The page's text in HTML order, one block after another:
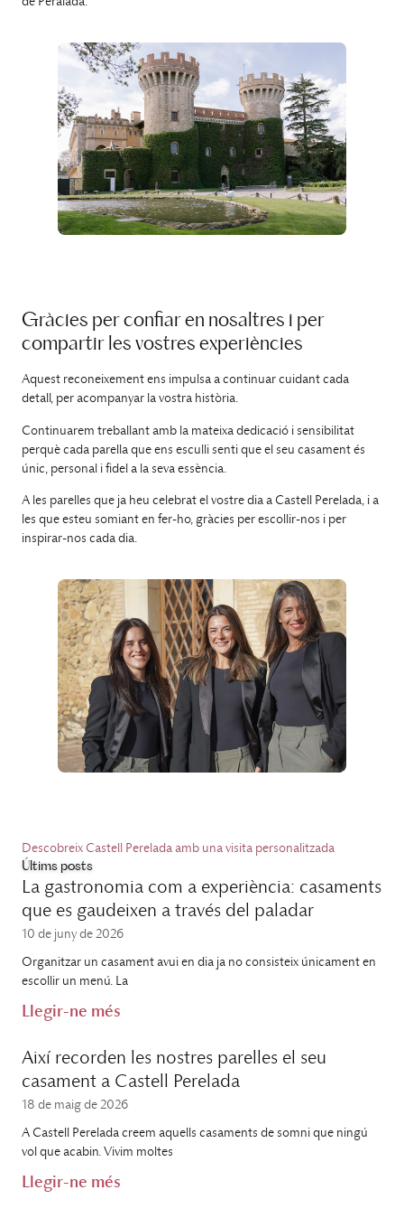
Gràcies per confiar en nosaltres i per
compartir les vostres experiències
Aquest reconeixement ens impulsa a continuar cuidant cada
detall, per acompanyar la vostra història.
Continuarem treballant amb la mateixa dedicació i sensibilitat
perquè cada parella que ens esculli senti que el seu casament és
únic, personal i fidel a la seva essència.
A les parelles que ja heu celebrat el vostre dia a Castell Perelada, i a
les que esteu somiant en fer-ho, gràcies per escollir-nos i per
inspirar-nos cada dia.
Descobreix Castell Perelada amb una visita personalitzada
Últims posts
La gastronomia com a experiència: casaments
que es gaudeixen a través del paladar
10 de juny de 2026
Organitzar un casament avui en dia ja no consisteix únicament en
escollir un menú. La
Llegir-ne més
Així recorden les nostres parelles el seu
casament a Castell Perelada
18 de maig de 2026
A Castell Perelada creem aquells casaments de somni que ningú
vol que acabin. Vivim moltes
Llegir-ne més